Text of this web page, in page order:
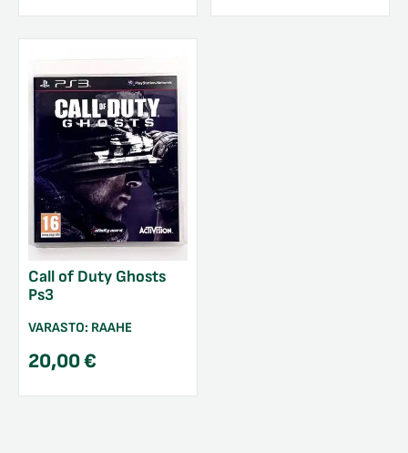
Call of Duty Ghosts
Ps3
VARASTO: RAAHE
20,00€